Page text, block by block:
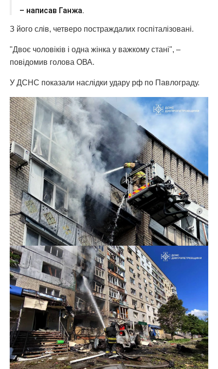
– написав Ганжа.
З його слів, четверо постраждалих госпіталізовані.
"Двоє чоловіків і одна жінка у важкому стані", –
повідомив голова ОВА.
У ДСНС показали наслідки удару рф по Павлограду.